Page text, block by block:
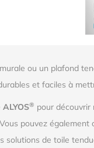
ou un plafond
et faciles à
ALYOS® pour
pouvez également
solutions de toile